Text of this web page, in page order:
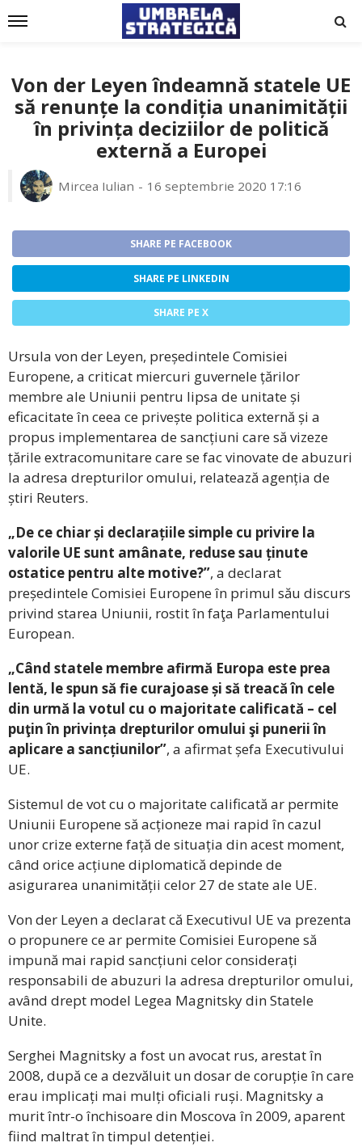
Von der Leyen îndeamnă statele UE
să renunțe la condiția unanimității
în privința deciziilor de politică
externă a Europei
Mircea Iulian 16 septembrie 2020 17:16
SHARE PE FACEBOOK
SHARE PE LINKEDIN
SHARE PE X
Ursula von der Leyen, președintele Comisiei
Europene, a criticat miercuri guvernele țărilor
membre ale Uniunii pentru lipsa de unitate și
eficacitate în ceea ce privește politica externă și a
propus implementarea de sancțiuni care să vizeze
țările extracomunitare care se fac vinovate de abuzuri
la adresa drepturilor omului, relatează agenția de
știri Reuters.
„De ce chiar și declarațiile simple cu privire la
valorile UE sunt amânate, reduse sau ținute
ostatice pentru alte motive?”, a declarat
președintele Comisiei Europene în primul său discurs
privind starea Uniunii, rostit în faţa Parlamentului
European.
„Când statele membre afirmă Europa este prea
lentă, le spun să fie curajoase și să treacă în cele
din urmă la votul cu o majoritate calificată – cel
puţin în privința drepturilor omului şi punerii în
aplicare a sancțiunilor”, a afirmat șefa Executivului
UE.
Sistemul de vot cu o majoritate calificată ar permite
Uniunii Europene să acționeze mai rapid în cazul
unor crize externe față de situația din acest moment,
când orice acțiune diplomatică depinde de
asigurarea unanimității celor 27 de state ale UE.
Von der Leyen a declarat că Executivul UE va prezenta
o propunere ce ar permite Comisiei Europene să
impună mai rapid sancțiuni celor considerați
responsabili de abuzuri la adresa drepturilor omului,
având drept model Legea Magnitsky din Statele
Unite.
Serghei Magnitsky a fost un avocat rus, arestat în
2008, după ce a dezvăluit un dosar de corupție în care
erau implicați mai mulți oficiali ruși. Magnitsky a
murit într-o închisoare din Moscova în 2009, aparent
fiind maltrat în timpul detenției.